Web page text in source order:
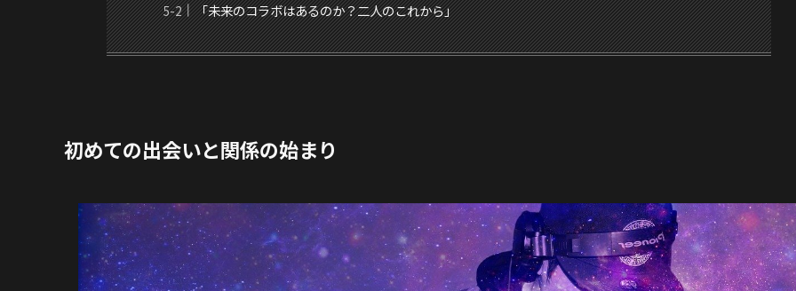
「未来のコラボはあるのか？二人のこれから」
初めての出会いと関係の始まり